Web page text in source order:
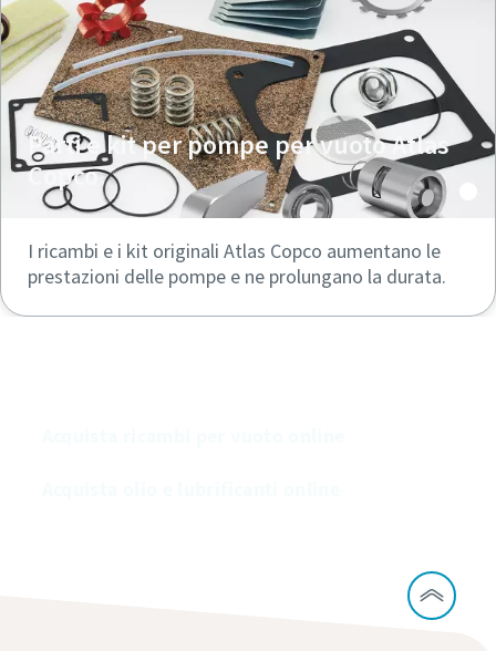
Parti e kit per pompe per vuoto Atlas
Copco
I ricambi e i kit originali Atlas Copco aumentano le
prestazioni delle pompe e ne prolungano la durata.